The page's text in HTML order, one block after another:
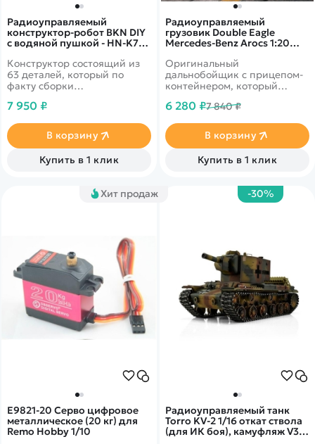
Радиоуправляемый
грузовик Double Eagle
Mercedes-Benz Arocs 1:20
Оригинальный
дальнобойщик с прицепом-
контейнером, который
мотора и свет фар
6 280 ₽7 840 ₽
В корзину
Купить в 1 клик
Радиоуправляемый
конструктор-робот BKN DIY
с водяной пушкой - HN-K7-
Конструктор состоящий из
63 деталей, который по
факту сборки
радиоуправляемого робота,
водными шариками. Время
работы - 60 минут, дальность
управления 30 метров.
7 950 ₽
В корзину
Купить в 1 клик
Хит продаж
E9821-20 Серво цифровое
металлическое (20 кг) для
Remo Hobby 1/10
-30%
Радиоуправляемый танк
Torro KV-2 1/16 откат ствола
(для ИК боя), камуфляж V3.0